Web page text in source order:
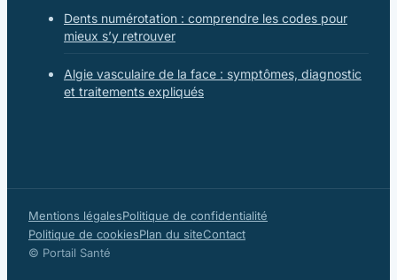
Dents numérotation : comprendre les codes pour
mieux s’y retrouver
Algie vasculaire de la face : symptômes, diagnostic
et traitements expliqués
Mentions légalesPolitique de confidentialité
Politique de cookiesPlan du siteContact
© Portail Santé